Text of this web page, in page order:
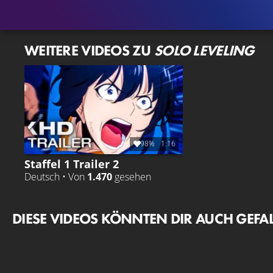
WEITERE VIDEOS ZU SOLO LEVELING
98% 1:16
Staffel 1 Trailer 2
Deutsch • Von 1.470 gesehen
DIESE VIDEOS KÖNNTEN DIR AUCH